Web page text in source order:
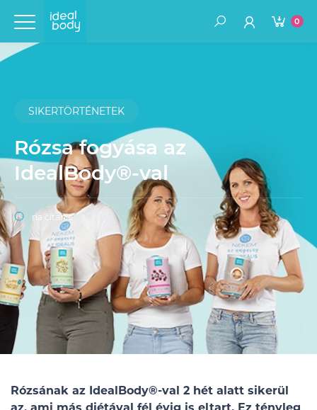
0
SIKERTÖRTÉNETEK
Rózsa fogyása az
IdealBody®-val
na čítanie
Rózsának az IdealBody®-val 2 hét alatt sikerül